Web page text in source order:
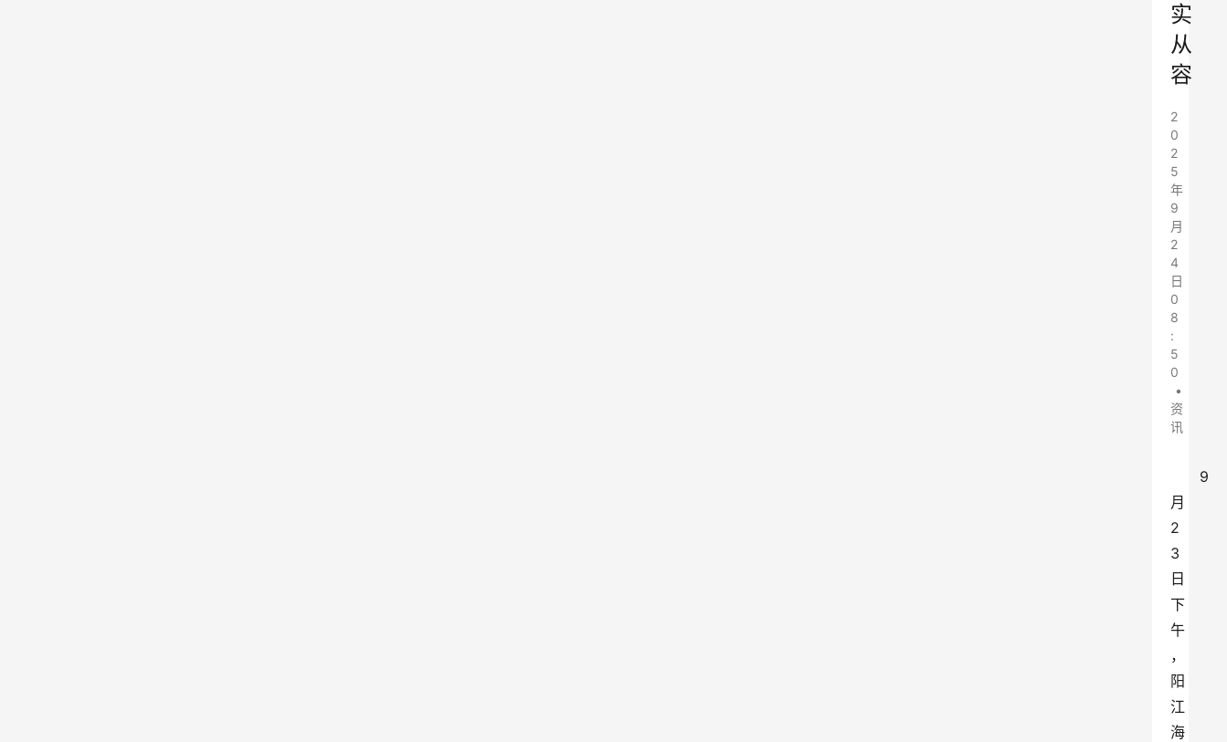
实
从
容
2
0
2
5
年
9
月
2
4
日
0
8
:
5
0
•
资
讯
9
月
2
3
日
下
午
，
阳
江
海